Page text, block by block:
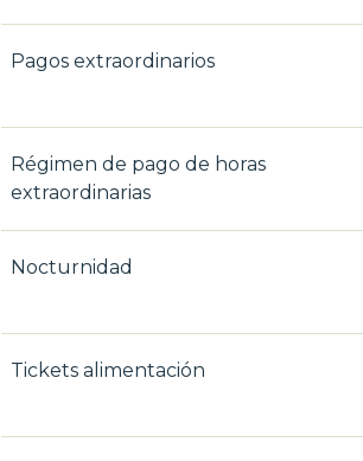
Pagos extraordinarios
Régimen de pago de horas
extraordinarias
Nocturnidad
Tickets alimentación